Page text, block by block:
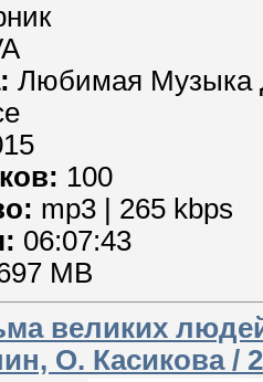
Любимая Музыка
100
mp3 | 265 kbps
06:07:43
MB
великих
О. Касикова /